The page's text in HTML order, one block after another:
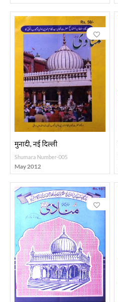
मुनादी, नई दिल्ली
Shumara Number-005
May 2012